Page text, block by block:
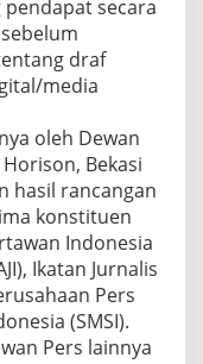
secara
draf
media
oleh Dewan
Bekasi
hasil rancangan
konstituen
Indonesia
Ikatan Jurnalis
Pers
(SMSI).
Pers lainnya